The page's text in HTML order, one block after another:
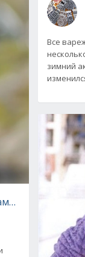
и
Все
зимний